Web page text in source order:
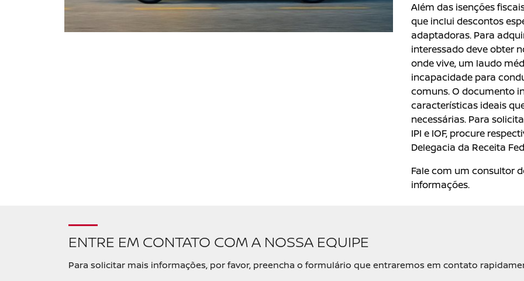
Além das isenções
que inclui descontos
adaptadoras. Para
interessado deve obter
onde vive, um laudo
incapacidade para
comuns. O documento
características ideais
necessárias. Para
IPI e IOF, procure
Delegacia da Receita
Fale com um consultor
informações.
ENTRE EM CONTATO COM A NOSSA EQUIPE
Para solicitar mais informações, por favor, preencha o formulário que entraremos em contato